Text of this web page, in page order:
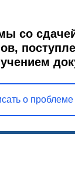
со
о проблеме
Все